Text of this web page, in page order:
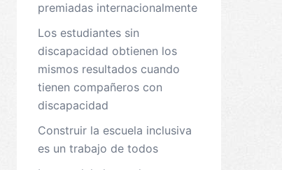
premiadas internacionalmente
Los estudiantes sin
discapacidad obtienen los
mismos resultados cuando
tienen compañeros con
discapacidad
Construir la escuela inclusiva
es un trabajo de todos